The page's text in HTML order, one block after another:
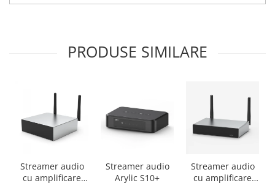
PRODUSE SIMILARE
Streamer audio
cu amplificare
Streamer audio
Arylic S10+
Streamer audio
cu amplificare